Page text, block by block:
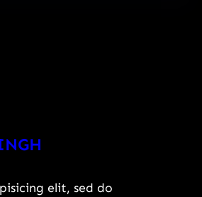
elit, sed do